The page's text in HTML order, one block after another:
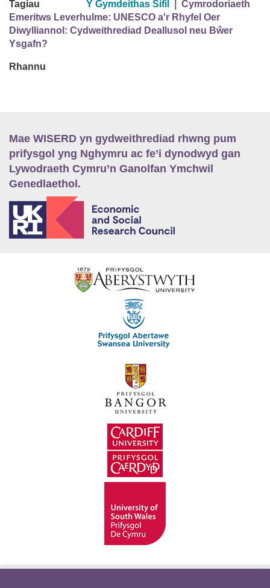
Tagiau Y Gymdeithas Sifil
Cymrodoriaeth
Emeritws Leverhulme: UNESCO a'r Rhyfel Oer
Diwylliannol: Cydweithrediad Deallusol neu Bŵer
Ysgafn?
Rhannu
Mae WISERD yn gydweithrediad rhwng pum
prifysgol yng Nghymru ac fe’i dynodwyd gan
Lywodraeth Cymru’n Ganolfan Ymchwil
Genedlaethol.